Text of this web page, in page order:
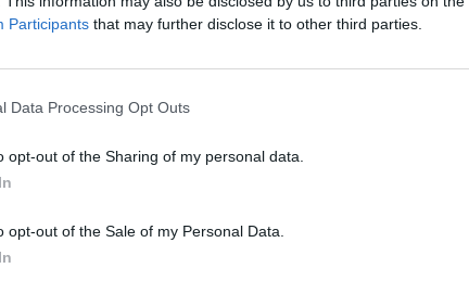
Participants that may further disclose it to other third parties.
Data Processing Opt Outs
opt-out of the Sharing of my personal data.
opt-out of the Sale of my Personal Data.
ενώ ο κρόκος παρέχει βιταμίνες, χολίνη και
την καρδιά δεν είναι η ισορροπία και η
περισσότερο από τους υπέρβαρους